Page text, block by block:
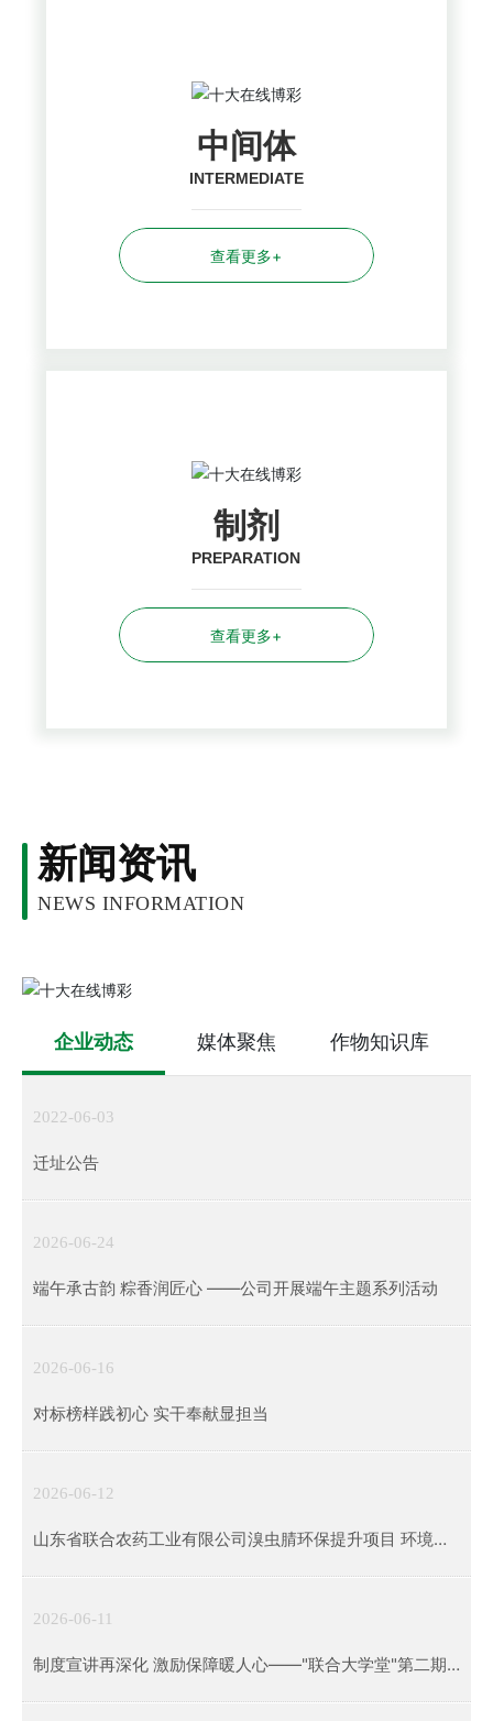
中间体
INTERMEDIATE
查看更多+
制剂
PREPARATION
查看更多+
新闻资讯
NEWS INFORMATION
企业动态 媒体聚焦 作物知识库
2022-06-03
迁址公告
2026-06-24
端午承古韵 粽香润匠心 ——公司开展端午主题系列活动
2026-06-16
对标榜样践初心 实干奉献显担当
2026-06-12
山东省联合农药工业有限公司溴虫腈环保提升项目 环境影
响评价第二次公示
2026-06-11
制度宣讲再深化 激励保障暖人心——"联合大学堂"第二期
制度培训圆满举行